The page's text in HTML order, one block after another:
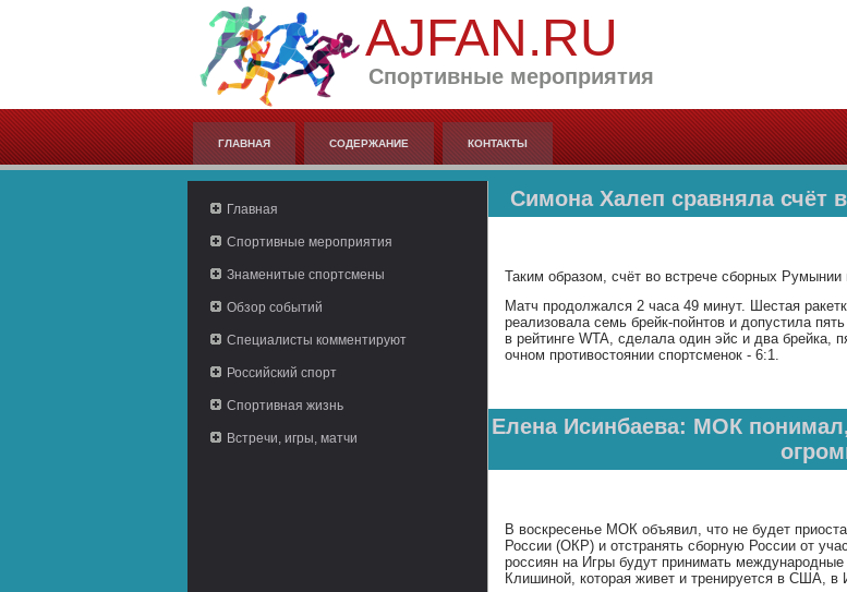
AJFAN.RU
Спортивные мероприятия
ГЛАВНАЯ СОДЕРЖАНИЕ КОНТАКТЫ
Главная
Спортивные мероприятия
Знаменитые спортсмены
Обзор событий
Специалисты комментируют
Российский спорт
Спортивная жизнь
Встречи, игры, матчи
Симона Халеп сравняла счёт
Таким образом, счёт во встрече сборных
Матч продолжался 2 часа 49 минут. Шестая
реализовала семь брейк-пойнтов и допустила
в рейтинге WTA, сделала один эйс и два
очном противостоянии спортсменок - 6:1.
Елена Исинбаева: МОК
В воскресенье МОК объявил, что не будет
России (ОКР) и отстранять сборную России от
россиян на Игры будут принимать
Клишиной, которая живет и тренируется в США, в